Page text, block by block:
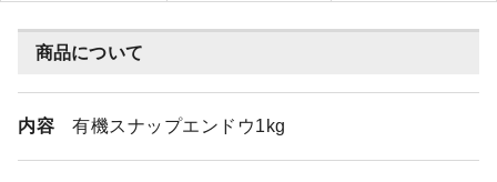
商品について
内容 有機スナップエンドウ1kg